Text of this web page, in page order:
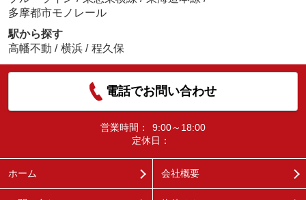
多摩都市モノレール
駅から探す
高幡不動 / 横浜 / 程久保
電話でお問い合わせ
営業時間：
9:00～18:00
定休日：
ホーム 会社概要